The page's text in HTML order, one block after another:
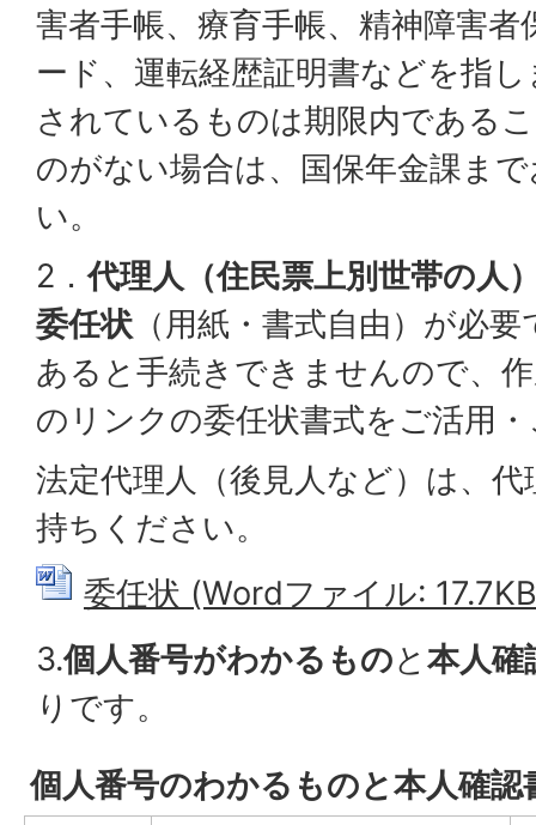
害者手帳、療育手帳、精神障害者
ード、運転経歴証明書などを指
されているものは期限内である
のがない場合は、国保年金課ま
い。
2．代理人（住民票上別世帯の人
委任状 （用紙・書式自由）が必
あると手続きできませんので、
のリンクの委任状書式をご活用
法定代理人（後見人など）は、
持ちください。
委任状 (Wordファイル:
3.個人番号がわかるものと 本人確
りです。
個人番号のわかるものと本人確認